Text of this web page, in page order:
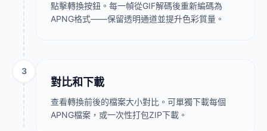
點擊轉換按鈕。每一幀從GIF解碼後重新編碼為
APNG格式——保留透明通道並提升色彩質量。
3
對比和下載
查看轉換前後的檔案大小對比。可單獨下載每個
APNG檔案，或一次性打包ZIP下載。